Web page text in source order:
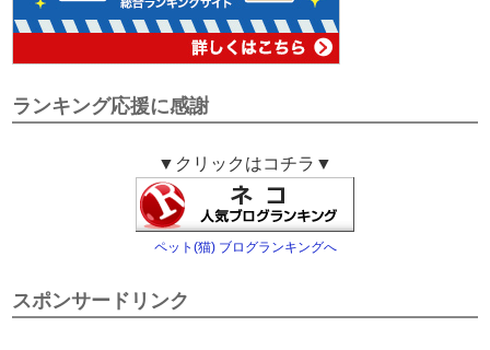
ランキング応援に感謝
▼クリックはコチラ▼
ペット(猫) ブログランキングへ
スポンサードリンク